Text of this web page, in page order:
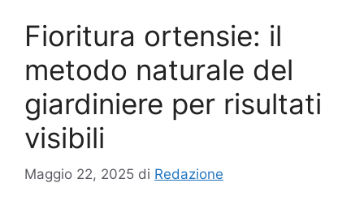
Fioritura ortensie: il
metodo naturale del
giardiniere per risultati
visibili
Maggio 22, 2025 di Redazione